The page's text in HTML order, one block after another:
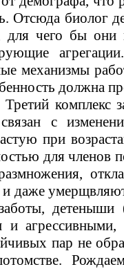
Отсюда биолог
чего бы они
механизмы
должна
Третий комплекс
с
при
для членов
и даже
заботы,
и агрессивными,
пар не